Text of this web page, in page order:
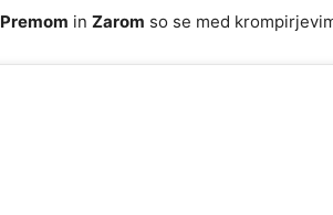
Premom in Zarom so se med